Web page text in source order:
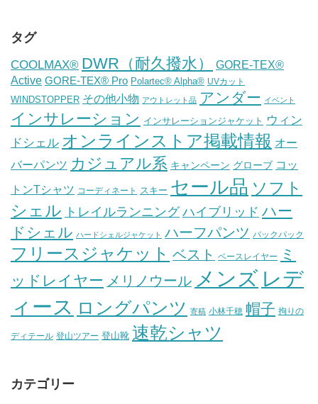
タグ
COOLMAX® DWR（耐久撥水）
GORE-TEX®
Active GORE-TEX® Pro Polartec® Alpha® UVカット
WINDSTOPPER その他小物 アウトレット品 アンダー イベント
インサレーション インサレーションジャケット ウィン
ドシェル オンラインストア掲載情報 オー
バーパンツ カジュアル系 キャンペーン グローブ コッ
トンTシャツ コーディネート スキー セール品 ソフト
シェル トレイルランニング ハイブリッド ハー
ドシェル ハードシェルジャケット ハーフパンツ バックパック
フリースジャケット ベスト ベースレイヤー
ミ
ッドレイヤー メリノウール メンズ レデ
ィース ロングパンツ 寄稿 小林千穂 帽子 拘りの
ディテール 登山ツアー 登山靴 速乾シャツ
カテゴリー